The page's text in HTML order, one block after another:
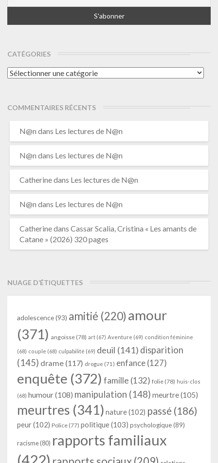
CATÉGORIES
Catégories
COMMENTAIRES RÉCENTS
N@n dans Les lectures de N@n
N@n dans Les lectures de N@n
Catherinedans Les lectures de N@n
N@n dans Les lectures de N@n
Catherinedans Cassar Scalia, Cristina « Les amants de
Catane » (2026) 320 pages
NUAGE D’ÉTIQUETTES
adolescence(93) amitié (220) amour
(371) angoisse (78) art (67) Aventure (69) condition féminine
(68) couple (68) culpabilité (69) deuil (141) disparition
(145) drame (117) drogue (71) enfance(127)
enquête (372) famille (132) folie (78) huis-clos
(68) humour(108) manipulation (148) meurtre(105)
meurtres (341) nature(102) passé (186)
peur(102) Police (77) politique(103) psychologique(89)
racisme (80) rapports familiaux